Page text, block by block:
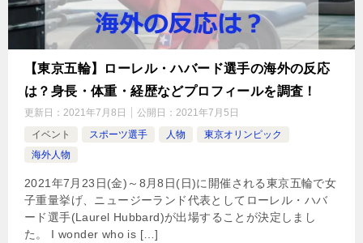
【東京五輪】ローレル・ハバード選手の海外の反応
は？身長・体重・経歴などプロフィールを調査！
更新日： 2021年7月8日 公開日： 2021年7月5日
イベント
スポーツ選手 人物
東京オリンピック
海外人物
2021年7月23日(金)～8月8日(日)に開催される東京五輪で女
子重量挙げ、ニュージーランド代表としてローレル・ハバ
ード選手(Laurel Hubbard)が出場することが決定しまし
た。 I wonder who is […]